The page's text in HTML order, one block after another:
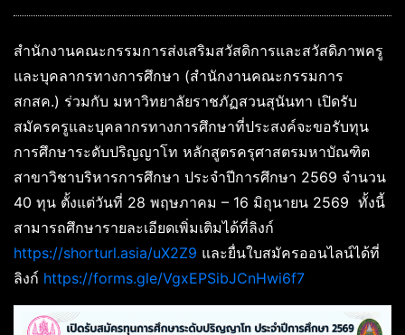
สำนักงานคณะกรรมการส่งเสริมสวัสดิการและสวัสดิภาพครู
และบุคลากรทางการศึกษา (สำนักงานคณะกรรมการ
สกสค.) ร่วมกับ มหาวิทยาลัยราชภัฏสวนสุนันทา เปิดรับ
สมัครครูและบุคลากรทางการศึกษาที่ประสงค์จะขอรับทุน
การศึกษาระดับปริญญาโท หลักสูตรครุศาสตรมหาบัณฑิต
สาขาวิชาบริหารการศึกษา ประจำปีการศึกษา 2569 จำนวน
40 ทุน ตั้งแต่วันที่ 28 พฤษภาคม – 16 มิถุนายน 2569 ทั้งนี้
สามารถศึกษารายละเอียดเพิ่มเติมได้ที่ลิงก์
https://shorturl.asia/uX2Z9 และยื่นใบสมัครออนไลน์ได้ที่
ลิงก์ https://forms.gle/VgxEPSibJCnHwi6f7